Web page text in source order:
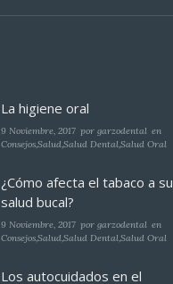
La higiene oral
9 Noviembre, 2017 porgarzodental en
Consejos,Salud,Salud Dental,Salud Oral
¿Cómo afecta el tabaco a su
salud bucal?
9 Noviembre, 2017 porgarzodental en
Consejos,Salud,Salud Dental,Salud Oral
Los autocuidados en el